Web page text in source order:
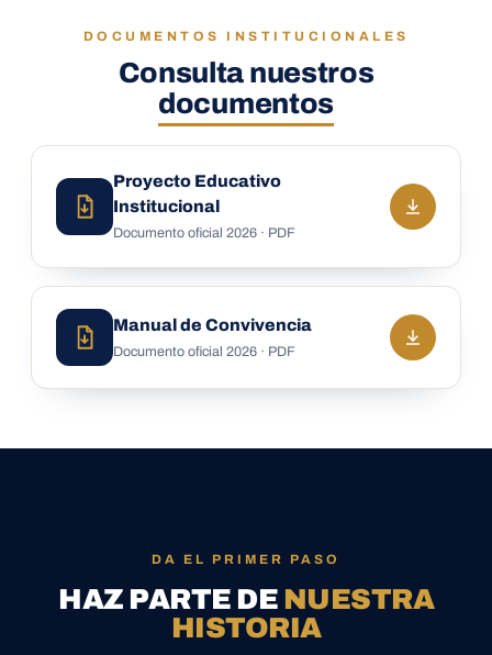
DOCUMENTOS INSTITUCIONALES
Consulta nuestros
documentos
Proyecto Educativo
Institucional
Documento oficial 2026 · PDF
Manual de Convivencia
Documento oficial 2026 · PDF
DA EL PRIMER PASO
HAZ PARTE DE NUESTRA
HISTORIA